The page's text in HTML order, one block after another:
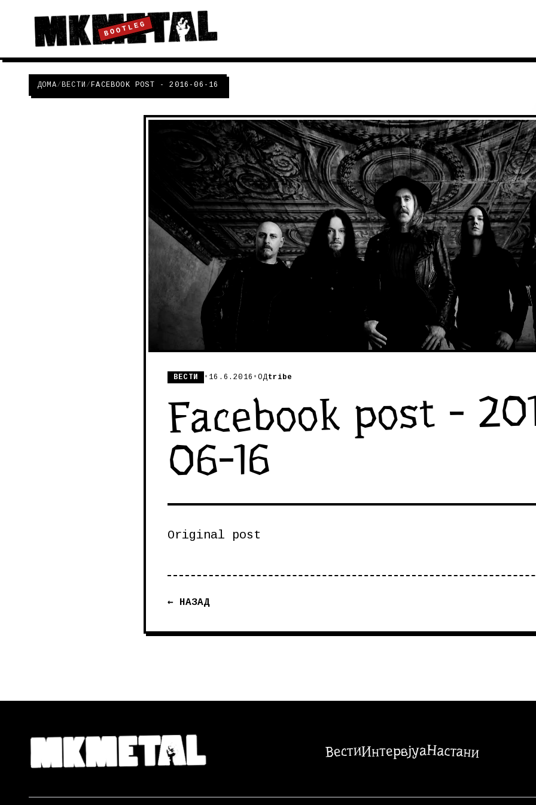
BOOTLEG
ДОМА/ВЕСТИ /FACEBOOK POST - 2016-06-16
ВЕСТИ • 16.6.2016 •ОДtribe
Facebook post -
06-16
Original post
← НАЗАД
ВестиИнтервјуаНастани